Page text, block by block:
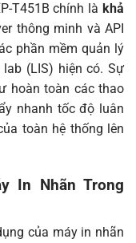
T451B chính là khả
thông minh và API
phần mềm quản lý
lab (LIS) hiện có. Sự
hoàn toàn các thao
nhanh tốc độ luân
toàn hệ thống lên
In Nhãn Trong
của máy in nhãn